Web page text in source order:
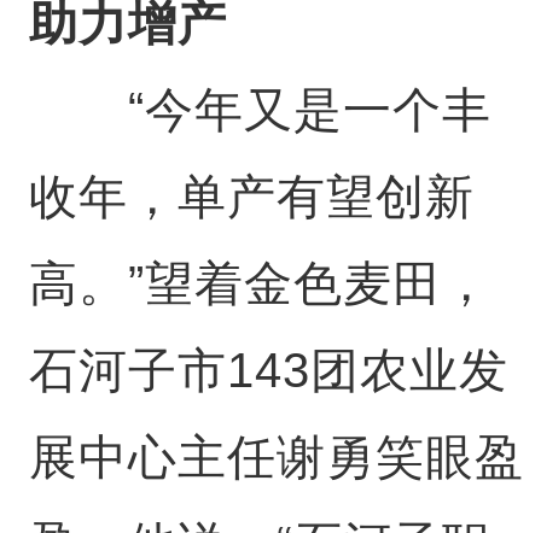
助力增产
“今年又是一个丰
收年，单产有望创新
高。”望着金色麦田，
石河子市143团农业发
展中心主任谢勇笑眼盈